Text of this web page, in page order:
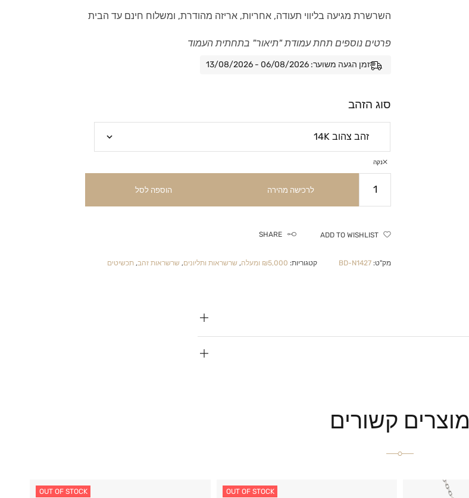
השרשרת מגיעה בליווי תעודה, אחריות, אריזה מהודרת, ומשלוח חינם עד הבית
פרטים נוספים תחת עמודת "תיאור" בתחתית העמוד
זמן הגעה משוער: 06/08/2026 - 13/08/2026
סוג הזהב
נקה
לרכישה מהירה הוספה לסל
ADD TO WISHLIST
SHARE
מק"ט: BD-N1427 קטגוריות: ₪5,000 ומעלה , שרשראות ותליונים, שרשראות זהב, תכשיטים
מוצרים קשורים
OUT OF STOCK
OUT OF STOCK